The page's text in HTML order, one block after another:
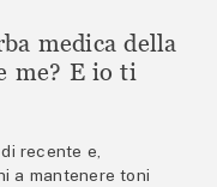
medica della
me? E io ti
recente e,
a mantenere toni